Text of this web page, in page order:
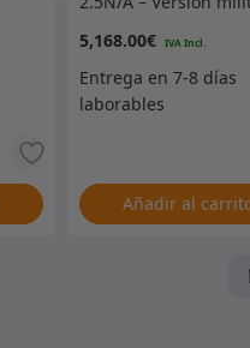
5,168.00€
Añadir al